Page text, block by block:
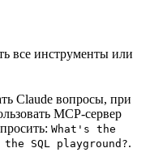
все инструменты или
Claude вопросы, при
MCP-сервер
What's the
SQL playground?.